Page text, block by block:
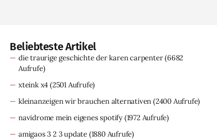
Beliebteste Artikel
die traurige geschichte der karen carpenter(6682
Aufrufe)
xteink x4 (2501 Aufrufe)
kleinanzeigen wir brauchen alternativen (2400 Aufrufe)
navidrome mein eigenes spotify (1972 Aufrufe)
amigaos 3 2 3 update (1880 Aufrufe)